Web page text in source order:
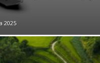
2025